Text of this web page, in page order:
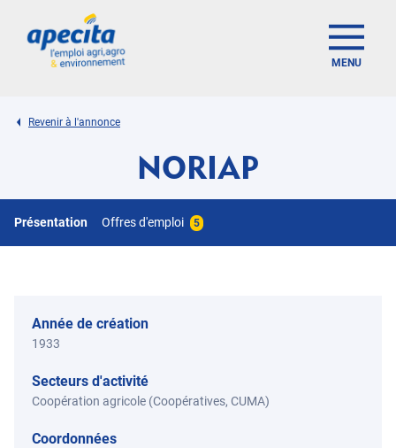
MENU
Revenir à l'annonce
NORIAP
Présentation Offres d'emploi 5
Année de création
1933
Secteurs d'activité
Coopération agricole (Coopératives, CUMA)
Coordonnées